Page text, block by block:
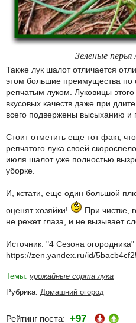
Зеленые
Также лук шалот отличается
этом большие преимущества по
репчатым луком. Луковицы
вкусовых качеств даже при
всего подвержены высыханию и
Стоит отметить еще тот факт,
репчатого лука своей
июля шалот уже полностью
уборке.
И, кстати, еще один большой
оценят хозяйки!
При чистке,
не режет глаза, и не вызывает
Источник: "4 Сезона огородника"
https://zen.yandex.ru/id/
Темы: урожайные сорта лука
Рубрика: Домашний огород
Рейтинг поста: +97